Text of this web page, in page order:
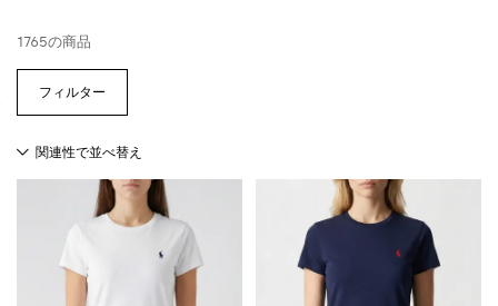
し、鮮やかなプリントと繊細なレース刺繍でこの一枚を飾ります。
GIGLIO.COMのオンラインショップで
い。送料無料でお届けします。
1765の商品